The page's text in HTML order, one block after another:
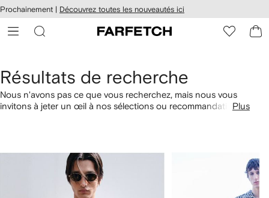
au
principal
Prochainement | Découvrez toutes les nouveautés ici
Résultats de recherche
Nous n'avons pas ce que vous recherchez, mais nous vous
invitons à jeter un œil à nos sélections ou recommandationsPlus